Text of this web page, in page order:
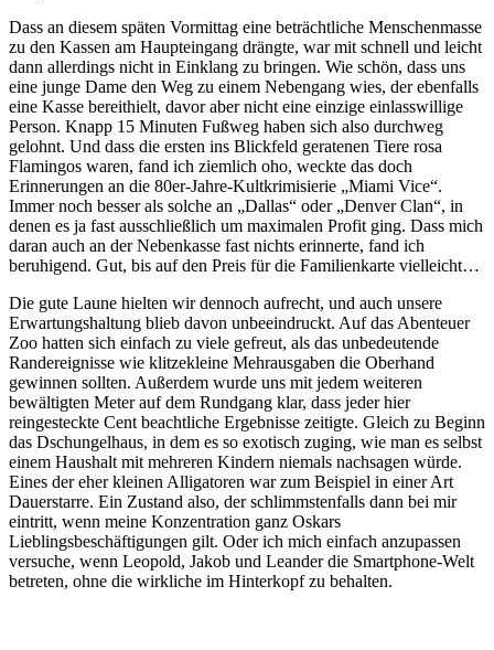
Dass an diesem späten Vormittag eine beträchtliche Menschenmasse
zu den Kassen am Haupteingang drängte, war mit schnell und leicht
dann allerdings nicht in Einklang zu bringen. Wie schön, dass uns
eine junge Dame den Weg zu einem Nebengang wies, der ebenfalls
eine Kasse bereithielt, davor aber nicht eine einzige einlasswillige
Person. Knapp 15 Minuten Fußweg haben sich also durchweg
gelohnt. Und dass die ersten ins Blickfeld geratenen Tiere rosa
Flamingos waren, fand ich ziemlich oho, weckte das doch
Erinnerungen an die 80er-Jahre-Kultkrimisierie „Miami Vice“.
Immer noch besser als solche an „Dallas“ oder „Denver Clan“, in
denen es ja fast ausschließlich um maximalen Profit ging. Dass mich
daran auch an der Nebenkasse fast nichts erinnerte, fand ich
beruhigend. Gut, bis auf den Preis für die Familienkarte vielleicht…
Die gute Laune hielten wir dennoch aufrecht, und auch unsere
Erwartungshaltung blieb davon unbeeindruckt. Auf das Abenteuer
Zoo hatten sich einfach zu viele gefreut, als das unbedeutende
Randereignisse wie klitzekleine Mehrausgaben die Oberhand
gewinnen sollten. Außerdem wurde uns mit jedem weiteren
bewältigten Meter auf dem Rundgang klar, dass jeder hier
reingesteckte Cent beachtliche Ergebnisse zeitigte. Gleich zu Beginn
das Dschungelhaus, in dem es so exotisch zuging, wie man es selbst
einem Haushalt mit mehreren Kindern niemals nachsagen würde.
Eines der eher kleinen Alligatoren war zum Beispiel in einer Art
Dauerstarre. Ein Zustand also, der schlimmstenfalls dann bei mir
eintritt, wenn meine Konzentration ganz Oskars
Lieblingsbeschäftigungen gilt. Oder ich mich einfach anzupassen
versuche, wenn Leopold, Jakob und Leander die Smartphone-Welt
betreten, ohne die wirkliche im Hinterkopf zu behalten.